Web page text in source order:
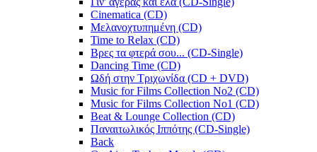
Cinematica (CD)
Μελανοχτυπημένη (CD)
Time to Relax (CD)
Βρες τα φτερά σου... (CD-Single)
Dancing Time (CD)
Ωδή στην Τριχωνίδα (CD + DVD)
Music for Films Collection No2 (CD)
Music for Films Collection No1 (CD)
Beat & Lounge Collection (CD)
Παναιτωλικός Ιππότης (CD-Single)
Back